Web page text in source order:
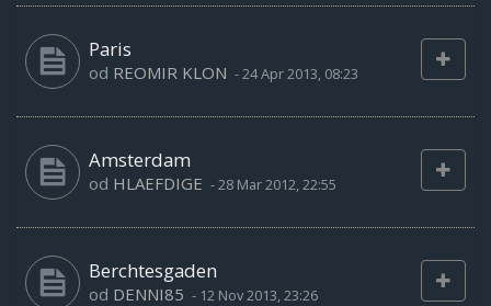
Paris
od REOMIR KLON -24 Apr 2013, 08:23
Amsterdam
od HLAEFDIGE -28 Mar 2012, 22:55
Berchtesgaden
od DENNI85 - 12 Nov 2013, 23:26